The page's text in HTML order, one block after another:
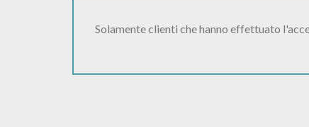
Solamente clienti che hanno effettuato